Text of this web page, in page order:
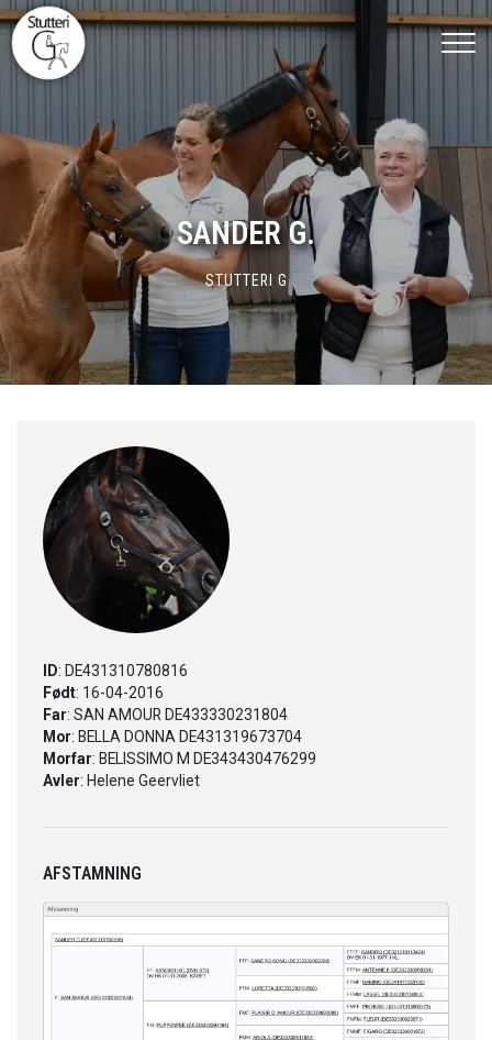
Gå
til
hovedindhold
SANDER G.
STUTTERI G
ID: DE431310780816
Født: 16-04-2016
Far: SAN AMOUR DE433330231804
Mor: BELLA DONNA DE431319673704
Morfar: BELISSIMO M DE343430476299
Avler: Helene Geervliet
AFSTAMNING